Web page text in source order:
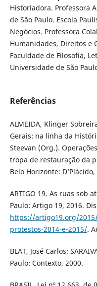
Historiadora. Professora
de São Paulo. Escola
Negócios. Professora
Humanidades, Direitos e
Faculdade de Filosofia,
Universidade de São
Referências
ALMEIDA, Klinger
Gerais: na linha da
Steevan (Org.).
tropa de restauração da
Belo Horizonte:
ARTIGO 19. As ruas sob
Paulo: Artigo 19, 2016.
https://artigo19.org/
protestos-2014-e-2015/.
BLAT, José Carlos;
Paulo: Contexto, 2000.